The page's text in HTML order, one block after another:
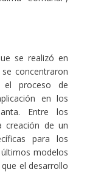
se realizó en
concentraron
proceso de
en los
Entre los
creación de un
para los
modelos
el desarrollo